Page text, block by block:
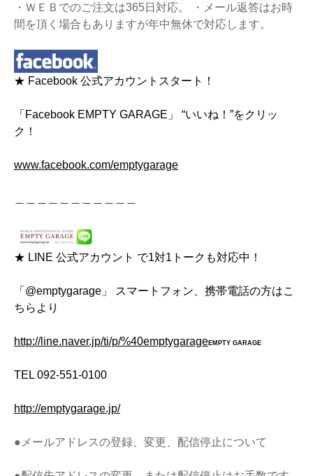
・ＷＥＢでのご注文は365日対応。 ・メール返答はお時
間を頂く場合もありますが年中無休で対応します。
★ Facebook 公式アカウントスタート！
「Facebook EMPTY GARAGE」 “いいね！”をクリッ
ク！
www.facebook.com/emptygarage
★ LINE 公式アカウント で1対1トークも対応中！
「@emptygarage」 スマートフォン、携帯電話の方はこ
ちらより
http://line.naver.jp/ti/p/%40emptygarage EMPTY GARAGE
TEL 092-551-0100
http://emptygarage.jp/
●メールアドレスの登録、変更、配信停止について